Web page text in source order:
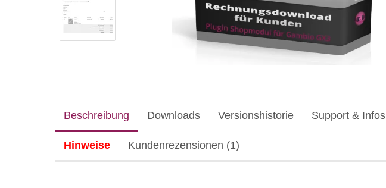
Beschreibung Downloads Versionshistorie Support & Infos
Hinweise Kundenrezensionen (1)